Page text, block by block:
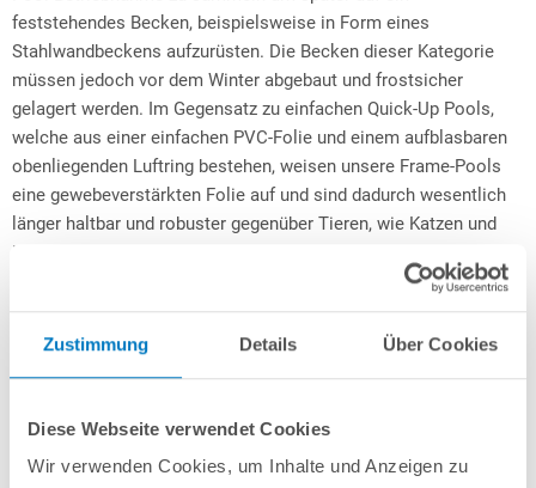
Zustimmung Details Über Cookies
Diese Webseite verwendet Cookies
Wir verwenden Cookies, um Inhalte und Anzeigen zu
feststehendes Becken, beispielsweise in Form eines
Stahlwandbeckens aufzurüsten. Die Becken dieser Kategorie
müssen jedoch vor dem Winter abgebaut und frostsicher
gelagert werden. Im Gegensatz zu einfachen Quick-Up Pools,
welche aus einer einfachen PVC-Folie und einem aufblasbaren
obenliegenden Luftring bestehen, weisen unsere Frame-Pools
eine gewebeverstärkten Folie auf und sind dadurch wesentlich
länger haltbar und robuster gegenüber Tieren, wie Katzen und
Hunden.
Rund-, Oval- und Achtform-Stahlwandbecken
Diese Bauart zählt mittlerweile zu den beliebtesten in
Deutschland.Stahlwandbeckensind relativ leicht aufgebaut,
Freiaufstellung kann der Standort flexibel gewählt werden. Alle